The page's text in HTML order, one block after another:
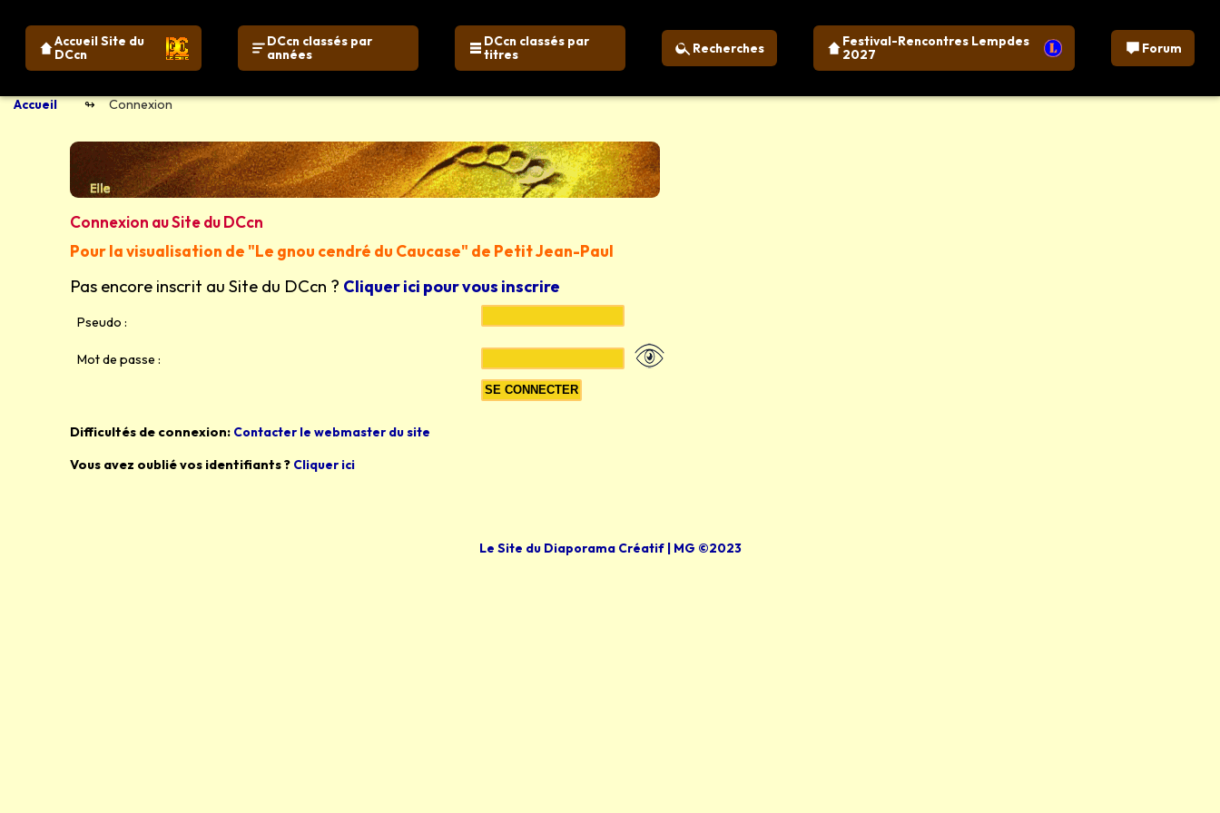
Accueil Connexion
Accueil Site du
DCcn
DCcn classés par
années
DCcn classés par
titres
Recherches
Festival-Rencontres Lempdes
2027
Forum
Connexion au Site du DCcn
Pour la visualisation de "Le gnou cendré du Caucase" de Petit Jean-Paul
Pas encore inscrit au Site du DCcn ? Cliquer ici pour vous inscrire
Pseudo :
Mot de passe :
Difficultés de connexion: Contacter le webmaster du site
Vous avez oublié vos identifiants ? Cliquer ici
Le Site du Diaporama Créatif | MG ©2023